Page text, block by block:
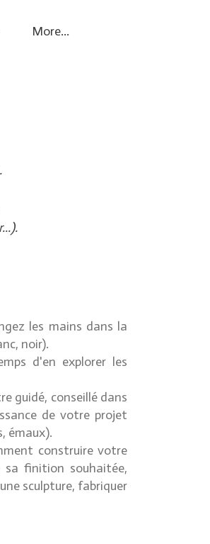
More...
les mains dans la
noir).
d'en explorer les
guidé, conseillé dans
de votre projet
émaux).
construire votre
sa finition souhaitée,
sculpture, fabriquer